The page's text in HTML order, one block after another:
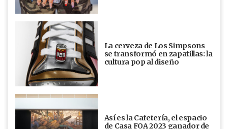
La cerveza de Los Simpsons
se transformó en zapatillas: la
cultura pop al diseño
Así es la Cafetería, el espacio
de Casa FOA 2023 ganador de